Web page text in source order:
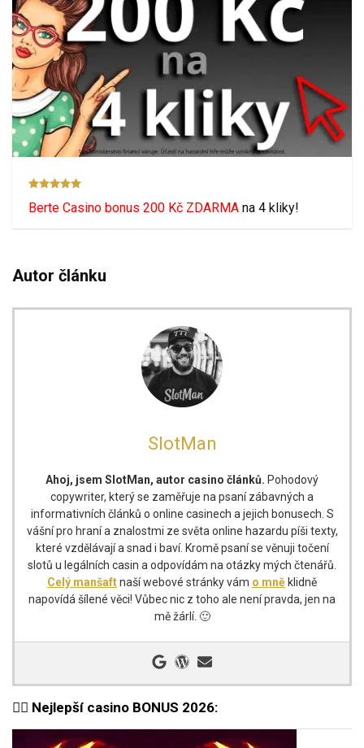
Berte Casino bonus 200 Kč ZDARMA na 4 kliky!
Autor článku
SlotMan
Ahoj, jsem SlotMan, autor casino článků. Pohodový
copywriter, který se zaměřuje na psaní zábavných a
informativních článků o online casinech a jejich bonusech. S
vášní pro hraní a znalostmi ze světa online hazardu píši texty,
které vzdělávají a snad i baví. Kromě psaní se věnuji točení
slotů u legálních casin a odpovídám na otázky mých čtenářů.
Celý manšaftnaší webové stránky vám o mně klidně
napovídá šílené věci! Vůbec nic z toho ale není pravda, jen na
mě žárlí. 🙂
🐦‍🔥 Nejlepší casino BONUS 2026: